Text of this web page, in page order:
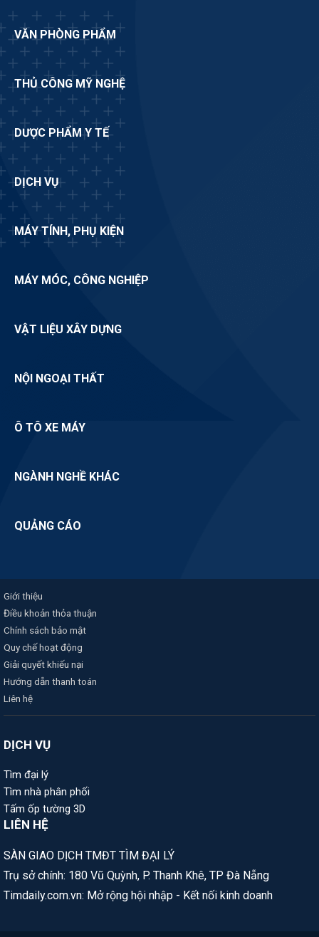
VĂN PHÒNG PHẨM
THỦ CÔNG MỸ NGHỆ
DƯỢC PHẨM Y TẾ
DỊCH VỤ
MÁY TÍNH, PHỤ KIỆN
MÁY MÓC, CÔNG NGHIỆP
VẬT LIỆU XÂY DỰNG
NỘI NGOẠI THẤT
Ô TÔ XE MÁY
NGÀNH NGHỀ KHÁC
QUẢNG CÁO
Giới thiệu
Điều khoản thỏa thuận
Chính sách bảo mật
Quy chế hoạt động
Giải quyết khiếu nại
Hướng dẫn thanh toán
Liên hệ
DỊCH VỤ
Tìm đại lý
Tìm nhà phân phối
Tấm ốp tường 3D
LIÊN HỆ
SÀN GIAO DỊCH TMĐT TÌM ĐẠI LÝ
Trụ sở chính: 180 Vũ Quỳnh, P. Thanh Khê, TP Đà Nẵng
Timdaily.com.vn: Mở rộng hội nhập - Kết nối kinh doanh